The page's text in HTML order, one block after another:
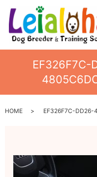
EF326F7C-
HOME EF326F7C-DD26-